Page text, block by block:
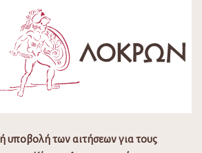
υποβολή των αιτήσεων για τους